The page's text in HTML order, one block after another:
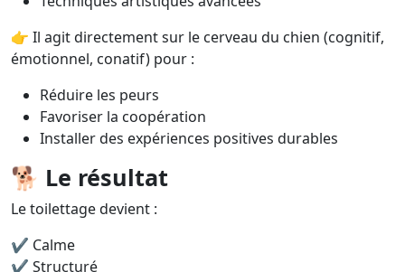
👉 Il agit directement sur le cerveau du chien (cognitif,
émotionnel, conatif) pour :
Réduire les peurs
Favoriser la coopération
Installer des expériences positives durables
🐕 Le résultat
Le toilettage devient :
✔ Calme
✔ Structuré